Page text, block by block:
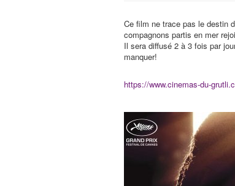
Ce film ne trace pas le destin
compagnons partis en mer
Il sera diffusé 2 à 3 fois par
manquer!
https://www.cinemas-du-